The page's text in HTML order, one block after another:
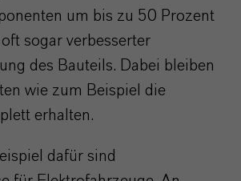
um bis zu 50 Prozent
sogar verbesserter
des Bauteils. Dabei bleiben
wie zum Beispiel die
erhalten.
dafür sind